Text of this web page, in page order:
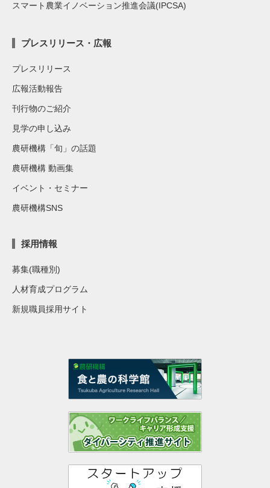
スマート農業イノベーション推進会議(IPCSA)
プレスリリース・広報
プレスリリース
広報活動報告
刊行物のご紹介
見学の申し込み
農研機構「旬」の話題
農研機構 動画集
イベント・セミナー
農研機構SNS
採用情報
募集(職種別)
人材育成プログラム
新規職員採用サイト